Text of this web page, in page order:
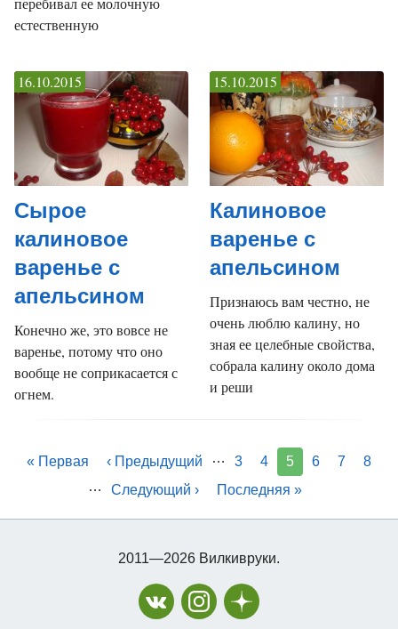
естественную
Сырое
калиновое
варенье с
апельсином
16.10.2015
Конечно же, это вовсе не
варенье, потому что оно
вообще не соприкасается с
огнем.
Калиновое
варенье с
апельсином
15.10.2015
Признаюсь вам честно, не
очень люблю калину, но
зная ее целебные свойства,
собрала калину около дома
и реши
« Первая ‹ Предыдущий … 3 4 5 6 7
8
…
Следующий › Последняя »
2011—2026 Вилкивруки.